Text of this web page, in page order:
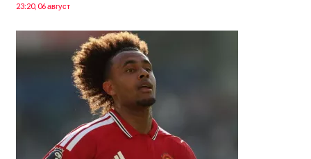
23:20, 06 август